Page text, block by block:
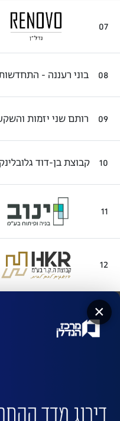
07
08 בוני רעננה -
09 רותם שני יזמות
10 קבוצת בן-דוד
11
12
השאירו פרטים
×